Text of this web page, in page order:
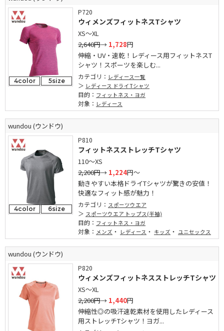
4color 5size
P720
ウィメンズフィットネスTシャツ
XS～XL
2,640円→ 1,728円
伸縮・UV・速乾！レディース用フィットネスT
シャツ！スポーツを楽しむ...
カテゴリ： レディース一覧
レディース ドライTシャツ
目的： フィットネス・ヨガ
対象： レディース
wundou (ウンドウ)
4color 6size
P810
フィットネスストレッチTシャツ
110～XS
2,200円→ 1,224円～
動きやすい本格ドライTシャツが驚きの安値！
快適なフィット感が魅力！
カテゴリ： スポーツウエア
スポーツウエア トップス(半袖)
目的： フィットネス・ヨガ
対象： メンズ ・ レディース ・ キッズ ・ ユニセックス
wundou (ウンドウ)
P820
ウィメンズフィットネスストレッチTシャツ
XS～XL
2,200円→ 1,440円
伸縮性◎の吸汗速乾素材を使用したレディース
用ストレッチTシャツ！ヨガ...